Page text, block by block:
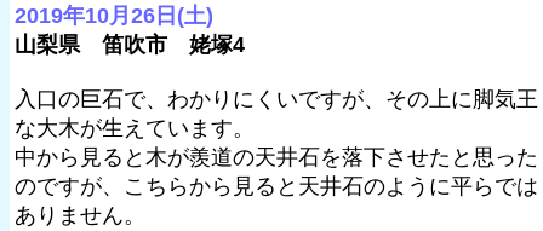
2019年10月26日(土)
山梨県 笛吹市 姥塚4
入口の巨石で、わかりにくいですが、その上に脚気王
な大木が生えています。
中から見ると木が羨道の天井石を落下させたと思った
のですが、こちらから見ると天井石のように平らでは
ありません。